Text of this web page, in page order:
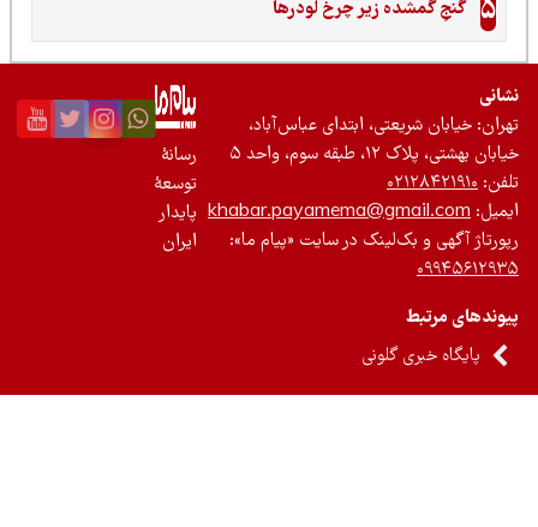
گنجِ گمشده زیر چرخ لودرها
خیابان شریعتی، ابتدای عباس‌آباد،
بهشتی، پلاک ۱۲، طبقه سوم، واحد ۵
۰۲۱۲۸۴۲۱۹۱۰
khabar.payamema@gmail.com
آگهی و بک‌لینک در سایت «پیام ما»:
مرتبط
پایگاه خبری گلونی
رسانۀ
توسعۀ
پایدار
ایران